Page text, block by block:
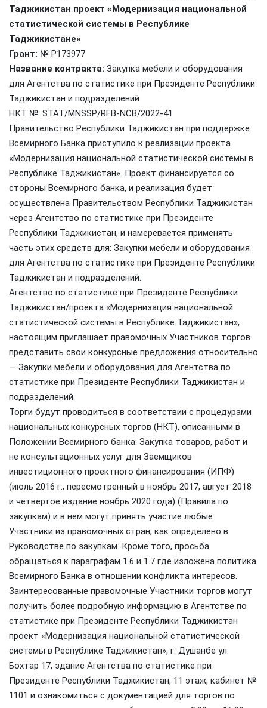
Таджикистан проект «Модернизация национальной
статистической системы в Республике
Таджикистане»
Грант: № Р173977
Название контракта: Закупка мебели и оборудования
для Агентства по статистике при Президенте Республики
Таджикистан и подразделений
НКТ №: STAT/MNSSP/RFB-NCB/2022-41
Правительство Республики Таджикистан при поддержке
Всемирного Банка приступило к реализации проекта
«Модернизация национальной статистической системы в
Республике Таджикистан». Проект финансируется со
стороны Всемирного банка, и реализация будет
осуществлена Правительством Республики Таджикистан
через Агентство по статистике при Президенте
Республики Таджикистан, и намеревается применять
часть этих средств для: Закупки мебели и оборудования
для Агентства по статистике при Президенте Республики
Таджикистан и подразделений.
Агентство по статистике при Президенте Республики
Таджикистан/проекта «Модернизация национальной
статистической системы в Республике Таджикистан»,
настоящим приглашает правомочных Участников торгов
представить свои конкурсные предложения относительно
— Закупки мебели и оборудования для Агентства по
статистике при Президенте Республики Таджикистан и
подразделений.
Торги будут проводиться в соответствии с процедурами
национальных конкурсных торгов (НКТ), описанными в
Положении Всемирного банка: Закупка товаров, работ и
не консультационных услуг для Заемщиков
инвестиционного проектного финансирования (ИПФ)
(июль 2016 г.; пересмотренный в ноябрь 2017, август 2018
и четвертое издание ноябрь 2020 года) (Правила по
закупкам) и в нем могут принять участие любые
Участники из правомочных стран, как определено в
Руководстве по закупкам. Кроме того, просьба
обращаться к параграфам 1.6 и 1.7 где изложена политика
Всемирного Банка в отношении конфликта интересов.
Заинтересованные правомочные Участники торгов могут
получить более подробную информацию в Агентстве по
статистике при Президенте Республики Таджикистан
проект «Модернизация национальной статистической
системы в Республике Таджикистан», г. Душанбе ул.
Бохтар 17, здание Агентства по статистике при
Президенте Республики Таджикистан, 11 этаж, кабинет №
1101 и ознакомиться с документацией для торгов по